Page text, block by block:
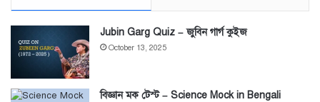
Jubin Garg Quiz – জুবিন গার্গ কুইজ
October 13, 2025
বিজ্ঞান মক টেস্ট – Science Mock in Bengali